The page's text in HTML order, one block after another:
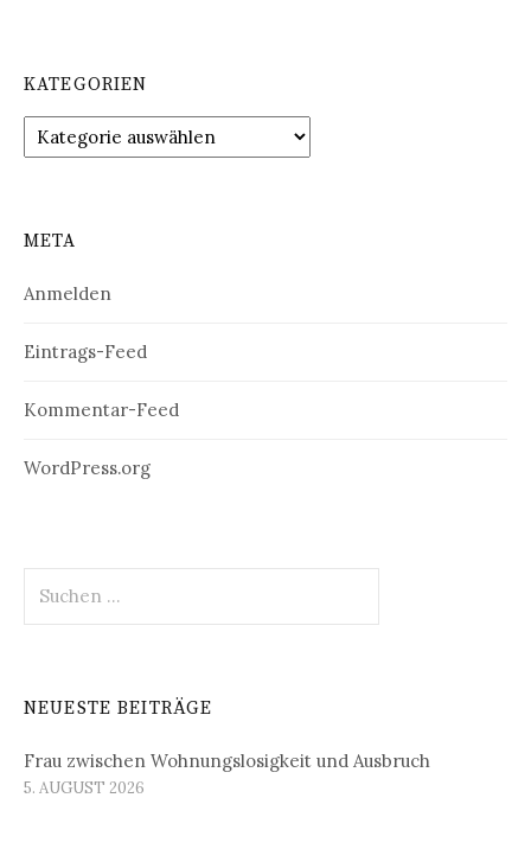
KATEGORIEN
Kategorien
META
Anmelden
Eintrags-Feed
Kommentar-Feed
WordPress.org
nach:
NEUESTE BEITRÄGE
Frau zwischen Wohnungslosigkeit und Ausbruch
5. AUGUST 2026